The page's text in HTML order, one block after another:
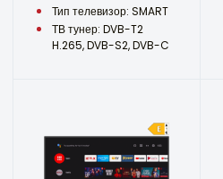
Тип телевизор: SMART
ТВ тунер: DVB-T2
H.265, DVB-S2, DVB-C